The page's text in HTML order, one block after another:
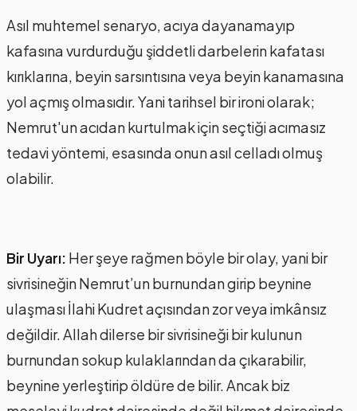
Asıl muhtemel senaryo, acıya dayanamayıp
kafasına vurdurduğu şiddetli darbelerin kafatası
kırıklarına, beyin sarsıntısına veya beyin kanamasına
yol açmış olmasıdır. Yani tarihsel bir ironi olarak;
Nemrut'un acıdan kurtulmak için seçtiği acımasız
tedavi yöntemi, esasında onun asıl celladı olmuş
olabilir.
Bir Uyarı: Her şeye rağmen böyle bir olay, yani bir
sivrisineğin Nemrut’un burnundan girip beynine
ulaşması İlahi Kudret açısından zor veya imkânsız
değildir. Allah dilerse bir sivrisineği bir kulunun
burnundan sokup kulaklarından da çıkarabilir,
beynine yerleştirip öldüre de bilir. Ancak biz